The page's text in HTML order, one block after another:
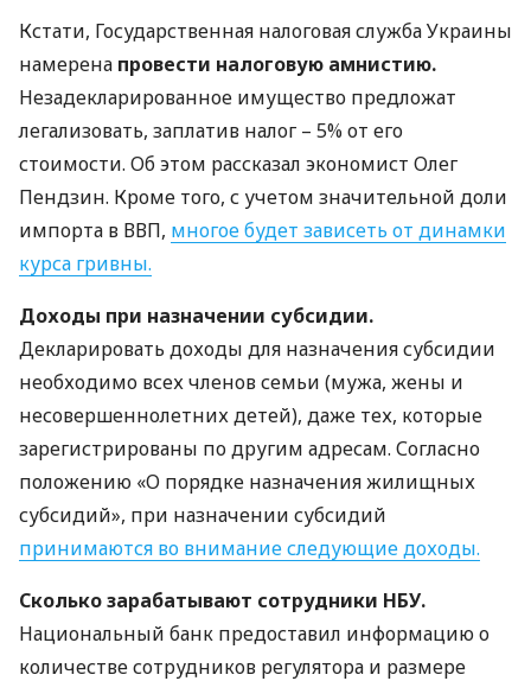
Кстати, Государственная налоговая служба Украины
намерена провести налоговую амнистию.
Незадекларированное имущество предложат
легализовать, заплатив налог – 5% от его
стоимости. Об этом рассказал экономист Олег
Пендзин. Кроме того, с учетом значительной доли
импорта в ВВП, многое будет зависеть от динамки
курса гривны.
Доходы при назначении субсидии.
Декларировать доходы для назначения субсидии
необходимо всех членов семьи (мужа, жены и
несовершеннолетних детей), даже тех, которые
зарегистрированы по другим адресам. Согласно
положению «О порядке назначения жилищных
субсидий», при назначении субсидий
принимаются во внимание следующие доходы.
Сколько зарабатывают сотрудники НБУ.
Национальный банк предоставил информацию о
количестве сотрудников регулятора и размере